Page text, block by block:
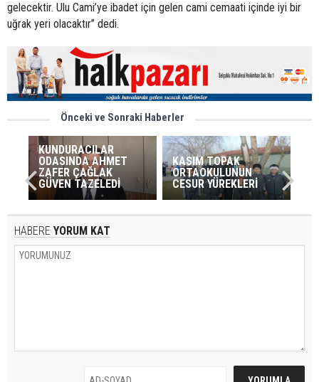
gelecektir. Ulu Cami’ye ibadet için gelen cami cemaati içinde iyi bir
uğrak yeri olacaktır” dedi.
Önceki ve Sonraki Haberler
KUNDURACILAR
ODASINDA AHMET
ZAFER ÇAĞLAK
GÜVEN TAZELEDİ
KASIM TOPAK
ORTAOKULUNUN
CESUR YÜREKLERİ
HABERE YORUM KAT